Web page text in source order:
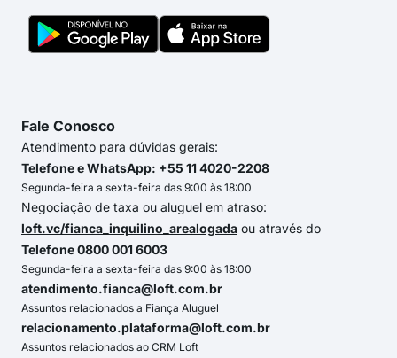
Fale Conosco
Atendimento para dúvidas gerais:
Telefone e WhatsApp: +55 11 4020-2208
Segunda-feira a sexta-feira das 9:00 às 18:00
Negociação de taxa ou aluguel em atraso:
loft.vc/fianca_inquilino_arealogada ou através do
Telefone 0800 001 6003
Segunda-feira a sexta-feira das 9:00 às 18:00
atendimento.fianca@loft.com.br
Assuntos relacionados a Fiança Aluguel
relacionamento.plataforma@loft.com.br
Assuntos relacionados ao CRM Loft